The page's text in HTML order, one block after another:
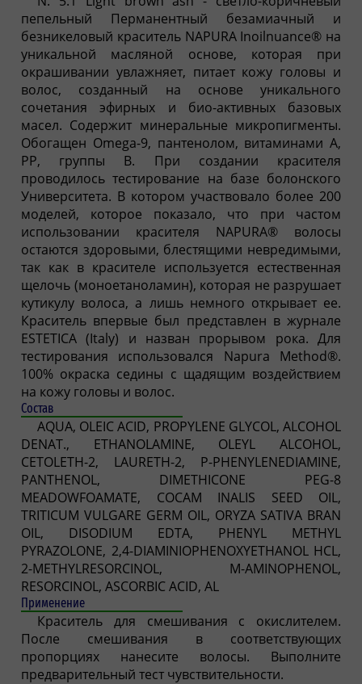
пепельный Перманентный безамиачный и
безникеловый краситель NAPURA Inoilnuance® на
уникальной масляной основе, которая при
окрашивании увлажняет, питает кожу головы и
волос, созданный на основе уникального
сочетания эфирных и био-активных базовых
масел. Содержит минеральные микропигменты.
Обогащен Omega-9, пантенолом, витаминами А,
РР, группы B. При создании красителя
проводилось тестирование на базе болонского
Университета. В котором участвовало более 200
моделей, которое показало, что при частом
использовании красителя NAPURA® волосы
остаются здоровыми, блестящими невредимыми,
так как в красителе используется естественная
щелочь (моноетаноламин), которая не разрушает
кутикулу волоса, а лишь немного открывает ее.
Краситель впервые был представлен в журнале
ESTETICA (Italy) и назван прорывом рока. Для
тестирования использовался Napura Method®.
100% окраска седины с щадящим воздействием
на кожу головы и волос.
Состав
AQUA, OLEIC ACID, PROPYLENE GLYCOL, ALCOHOL
DENAT., ETHANOLAMINE, OLEYL ALCOHOL,
CETOLETH-2, LAURETH-2, P-PHENYLENEDIAMINE,
PANTHENOL, DIMETHICONE PEG-8
MEADOWFOAMATE, COCAM INALIS SEED OIL,
TRITICUM VULGARE GERM OIL, ORYZA SATIVA BRAN
OIL, DISODIUM EDTA, PHENYL METHYL
PYRAZOLONE, 2,4-DIAMINIOPHENOXYETHANOL HCL,
2-METHYLRESORCINOL, M-AMINOPHENOL,
RESORCINOL, ASCORBIC ACID, AL
Применение
Краситель для смешивания с окислителем.
После смешивания в соответствующих
пропорциях нанесите волосы. Выполните
предварительный тест чувствительности.